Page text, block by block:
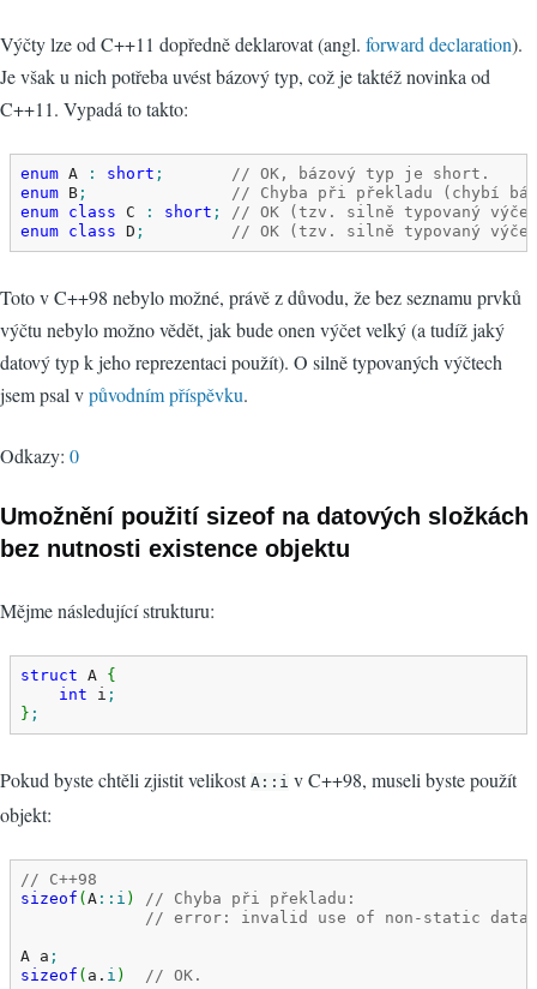
Výčty lze od C++11 dopředně deklarovat (angl. forward declaration).
Je však u nich potřeba uvést bázový typ, což je taktéž novinka od
C++11. Vypadá to takto:
enum A : short ;
// OK, bázový typ je short.
enum B ;
// Chyba při překladu (chybí
enum class C : short ;
// OK (tzv. silně typovaný
enum class D ; // OK (tzv. silně typovaný
Toto v C++98 nebylo možné, právě z důvodu, že bez seznamu prvků
výčtu nebylo možno vědět, jak bude onen výčet velký (a tudíž jaký
datový typ k jeho reprezentaci použít). O silně typovaných výčtech
jsem psal vpůvodním příspěvku.
Odkazy: 0
Umožnění použití sizeof na datových složkách
bez nutnosti existence objektu
Mějme následující strukturu:
struct A {
int i ;
} ;
Pokud byste chtěli zjistit velikost A::i v C++98, museli byste použít
objekt:
// C++98
sizeof ( A :: i )
// Chyba při překladu:
// error: invalid use of non-static data
A a ;
sizeof ( a. i ) // OK.